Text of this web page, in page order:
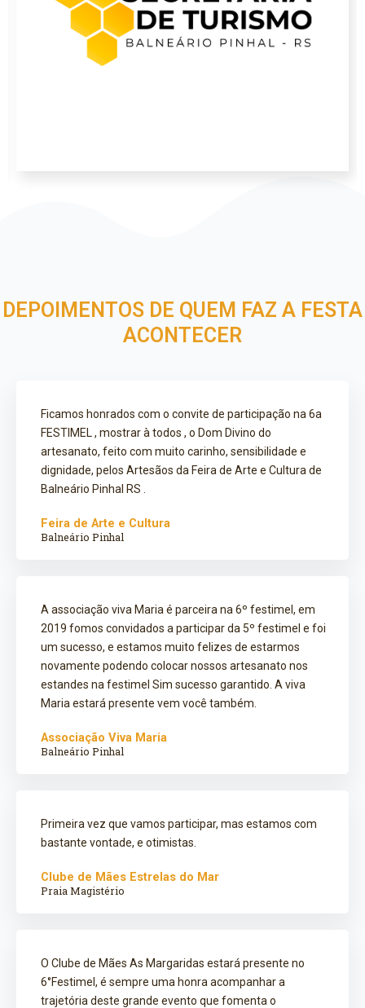
DEPOIMENTOS DE QUEM FAZ A FESTA
ACONTECER
Ficamos honrados com o convite de participação na 6a
FESTIMEL , mostrar à todos , o Dom Divino do
artesanato, feito com muito carinho, sensibilidade e
dignidade, pelos Artesãos da Feira de Arte e Cultura de
Balneário Pinhal RS .
Feira de Arte e Cultura
Balneário Pinhal
A associação viva Maria é parceira na 6º festimel, em
2019 fomos convidados a participar da 5º festimel e foi
um sucesso, e estamos muito felizes de estarmos
novamente podendo colocar nossos artesanato nos
estandes na festimel Sim sucesso garantido. A viva
Maria estará presente vem você também.
Associação Viva Maria
Balneário Pinhal
Primeira vez que vamos participar, mas estamos com
bastante vontade, e otimistas.
Clube de Mães Estrelas do Mar
Praia Magistério
O Clube de Mães As Margaridas estará presente no
6°Festimel, é sempre uma honra acompanhar a
trajetória deste grande evento que fomenta o